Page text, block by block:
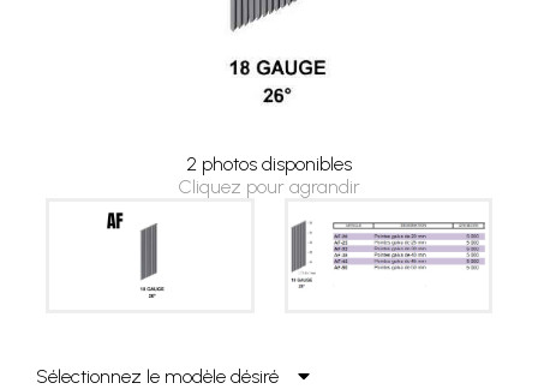
2 photos disponibles
Cliquez pour agrandir
Sélectionnez le modèle désiré